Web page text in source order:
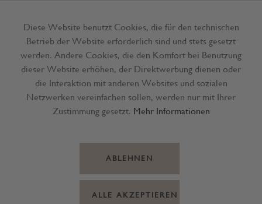
Menü
Diese Website benutzt Cookies, die für den technischen
Betrieb der Website erforderlich sind und stets gesetzt
werden. Andere Cookies, die den Komfort bei Benutzung
dieser Website erhöhen, der Direktwerbung dienen oder
die Interaktion mit anderen Websites und sozialen
Netzwerken vereinfachen sollen, werden nur mit Ihrer
Zustimmung gesetzt. Mehr Informationen
ABLEHNEN
ALLE AKZEPTIEREN